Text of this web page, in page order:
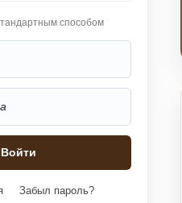
способом
Забыл пароль?